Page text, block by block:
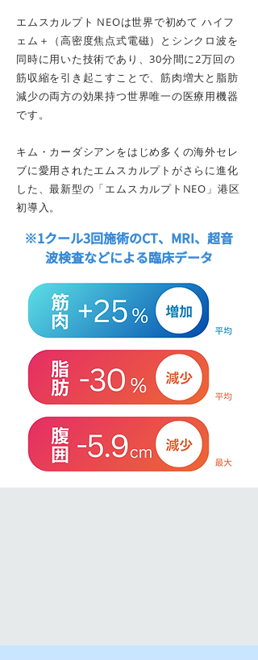
エムスカルプト NEOは世界で初めて ハイフ
ェム＋（高密度焦点式電磁）とシンクロ波を
同時に用いた技術であり、30分間に2万回の
筋収縮を引き起こすことで、筋肉増大と脂肪
減少の両方の効果持つ世界唯一の医療用機器
です。
キム・カーダシアンをはじめ多くの海外セレ
ブに愛用されたエムスカルプトがさらに進化
した、最新型の「エムスカルプトNEO 」港区
初導入。
※1クール3回施術のCT、MRI、超音
波検査などによる臨床データ